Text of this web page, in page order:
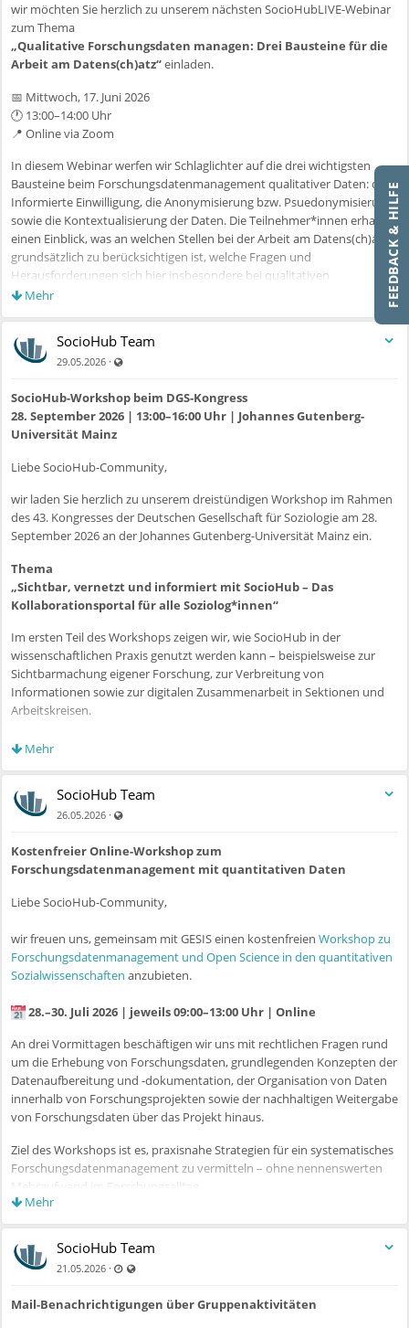
FEEDBACK & HILFE
Weitere Veranstaltungen:https://www.sociohub-
fid.de/p/Veranstaltungen
Herzliche Grüße
wir möchten Sie herzlich zu unserem nächsten SocioHubLIVE-Webinar
zum Thema
„Qualitative Forschungsdaten managen: Drei Bausteine für die
Arbeit am Datens(ch)atz“einladen.
📅 Mittwoch, 17. Juni 2026
🕐 13:00–14:00 Uhr
📍 Online via Zoom
In diesem Webinar werfen wir Schlaglichter auf die drei wichtigsten
Bausteine beim Forschungsdatenmanagement qualitativer Daten: die
Informierte Einwilligung, die Anonymisierung bzw. Psuedonymisierung
sowie die Kontextualisierung der Daten. Die Teilnehmer*innen erhalten
einen Einblick, was an welchen Stellen bei der Arbeit am Datens(ch)atz
grundsätzlich zu berücksichtigen ist, welche Fragen und
Herausforderungen sich hier insbesondere bei qualitativen
Forschungsdaten stellen und wo sich weitere Informationen und
Im Anschluss bleibt genügend Zeit für Ihre Fragen und den
gemeinsamen Austausch.
Die Teilnahme ist kostenfrei und ohne Anmeldung möglich.
https://uni-koeln.zoom.us/j/99190103798?
pwd=1WsH10E1JdOIMo7382fhT59TT8SBIU.1
unsererVideothek(Gruppe „SocioHub News“ unter „Videos“)
ansehen.
Weitere Termine:
Juli 2026, 13:00–14:00 Uhr
Mehr Transparenz in der Soziologie: Forschungsaktivitäten
sichtbar machen mit SocioHub
Unsere Veranstaltungsangebote finden Sie ab sofort auch auf unserer
neuenVeranstaltungsseite (Navigation: Information →
Veranstaltungen).
Herzliche Grüße
Mehr
SocioHub Team
29.05.2026 ·
SocioHub-Workshop beim DGS-Kongress
28. September 2026 | 13:00–16:00 Uhr | Johannes Gutenberg-
Universität Mainz
Liebe SocioHub-Community,
wir laden Sie herzlich zu unserem dreistündigen Workshop im Rahmen
des 43. Kongresses der Deutschen Gesellschaft für Soziologie am 28.
September 2026 an der Johannes Gutenberg-Universität Mainz ein.
Thema
„Sichtbar, vernetzt und informiert mit SocioHub – Das
Kollaborationsportal für alle Soziolog*innen“
Im ersten Teil des Workshops zeigen wir, wie SocioHub in der
wissenschaftlichen Praxis genutzt werden kann – beispielsweise zur
Sichtbarmachung eigener Forschung, zur Verbreitung von
Informationen sowie zur digitalen Zusammenarbeit in Sektionen und
Arbeitskreisen.
Im zweiten Teil des Workshops richten wir den Fokus auf das
Forschungsdatenmanagement und die Vorbereitung des Data Sharings
zu selbstverständlichen Bestandteilen soziologischer
Forschungsprozesse werden können und wie Soziolog*innen dabei
unterstützt werden.
SocioHub bereits aktiv nutzen oder die Plattform und ihre Services
Die Teilnahme ist für alle angemeldeten Kongressteilnehmer*innen
kostenfrei und über die Kongressplattform
Weitere Informationen finden Sie auf derKonferenz-Webseite
(Workshop 5)
Unsere Veranstaltungsangebote finden Sie ab sofort auch auf unserer
neuen
Veranstaltungsseite (Navigation: Information →
Veranstaltungen).
Mit herzlichen Grüßen
Ihr SocioHub-Team
Mehr
SocioHub Team
26.05.2026 ·
Kostenfreier Online-Workshop zum
Forschungsdatenmanagement mit quantitativen Daten
Liebe SocioHub-Community,
wir freuen uns, gemeinsam mit GESIS einen kostenfreien Workshop zu
Forschungsdatenmanagement und Open Science in den quantitativen
Sozialwissenschaften anzubieten.
28.–30. Juli 2026 | jeweils 09:00–13:00 Uhr | Online
An drei Vormittagen beschäftigen wir uns mit rechtlichen Fragen rund
um die Erhebung von Forschungsdaten, grundlegenden Konzepten der
Datenaufbereitung und -dokumentation, der Organisation von Daten
innerhalb von Forschungsprojekten sowie der nachhaltigen Weitergabe
von Forschungsdaten über das Projekt hinaus.
Ziel des Workshops ist es, praxisnahe Strategien für ein systematisches
Forschungsdatenmanagement zu vermitteln – ohne nennenswerten
Mehraufwand im Forschungsalltag.
verarbeiten oder analysieren und ihre Daten sowohl innerhalb des
Projekts effizient nutzen als auch nach Projektabschluss mit anderen
Mehr
SocioHub Team
21.05.2026 · Zuletzt aktualisiert 21.05.2026 - 12:44
Mail-Benachrichtigungen über Gruppenaktivitäten